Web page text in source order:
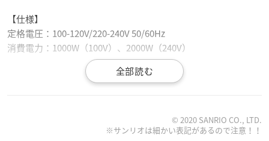
【仕様】
定格電圧：100-120V/220-240V 50/60Hz
消費電力：1000W（100V）、2000W（240V）
風量：1.2〜1.5m³/分（100V）
© 2020 SANRIO CO., LTD.
※サンリオは細かい表記があるので注意！！